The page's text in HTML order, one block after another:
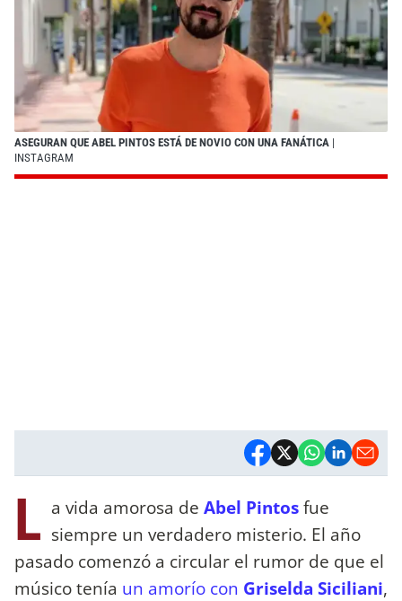
ASEGURAN QUE ABEL PINTOS ESTÁ DE NOVIO CON UNA FANÁTICA |
INSTAGRAM
L a vida amorosa de Abel Pintosfue
siempre un verdadero misterio. El año
pasado comenzó a circular el rumor de que el
músico tenía un amorío con Griselda Siciliani,